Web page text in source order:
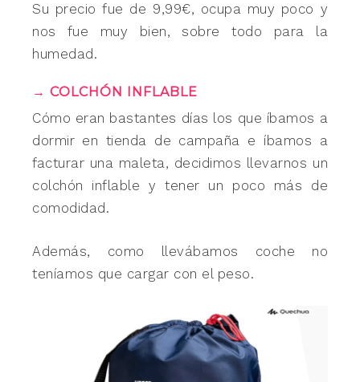
Su precio fue de 9,99€, ocupa muy poco y
nos fue muy bien, sobre todo para la
humedad.
→ COLCHÓN INFLABLE
Cómo eran bastantes días los que íbamos a
dormir en tienda de campaña e íbamos a
facturar una maleta, decidimos llevarnos un
colchón inflable y tener un poco más de
comodidad.
Además, como llevábamos coche no
teníamos que cargar con el peso.